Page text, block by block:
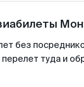
без
туда и